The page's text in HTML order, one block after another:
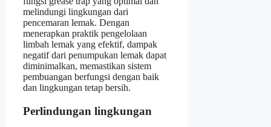
melindungi lingkungan dari
pencemaran lemak. Dengan
menerapkan praktik pengelolaan
limbah lemak yang efektif, dampak
negatif dari penumpukan lemak dapat
diminimalkan, memastikan sistem
pembuangan berfungsi dengan baik
dan lingkungan tetap bersih.
Perlindungan lingkungan